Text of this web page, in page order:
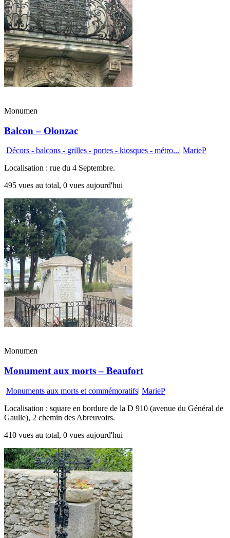
Monumen
Balcon – Olonzac
Décors - balcons - grilles - portes - kiosques - métro...| MarieP
Localisation : rue du 4 Septembre.
495 vues au total, 0 vues aujourd'hui
Monumen
Monument aux morts – Beaufort
Monuments aux morts et commémoratifs| MarieP
Localisation : square en bordure de la D 910 (avenue du Général de
Gaulle), 2 chemin des Abreuvoirs.
410 vues au total, 0 vues aujourd'hui